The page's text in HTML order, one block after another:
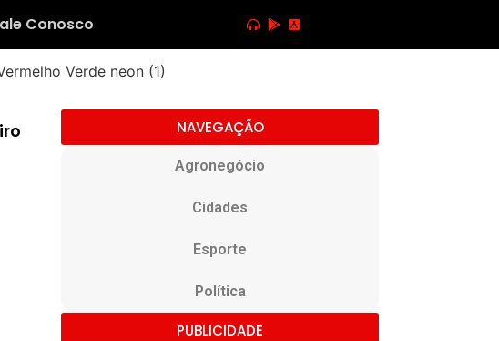
Conosco
NAVEGAÇÃO
Agronegócio
Cidades
Esporte
Política
PUBLICIDADE